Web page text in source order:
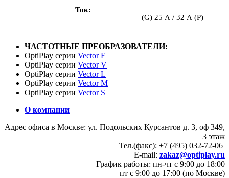
Ток
(G) 25 А / 32 А (P)
ЧАСТОТНЫЕ ПРЕОБРАЗОВАТЕЛИ:
OptiPlay серии Vector F
OptiPlay серии Vector V
OptiPlay серии Vector L
OptiPlay серии Vector M
OptiPlay серии Vector S
О компании
Адрес офиса в Москве: ул. Подольских Курсантов д. 3, оф 349,
3 этаж
Тел.(факс): +7 (495) 032-72-06
E-mail: zakaz@optiplay.ru
График работы: пн-чт с 9:00 до 18:00
пт с 9:00 до 17:00 (по Москве)